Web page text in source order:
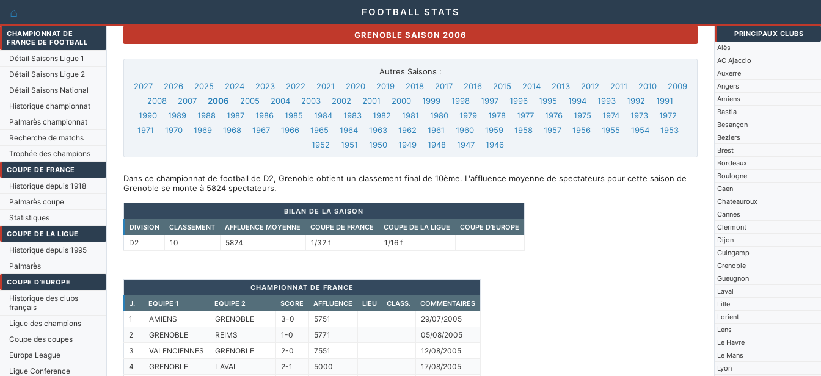
⌂ FOOTBALL STATS
CHAMPIONNAT DE
FRANCE DE FOOTBALL
Détail Saisons Ligue 1
Détail Saisons Ligue 2
Détail Saisons National
Historique championnat
Palmarès championnat
Recherche de matchs
Trophée des champions
COUPE DE FRANCE
Historique depuis 1918
Palmarès coupe
Statistiques
COUPE DE LA LIGUE
Historique depuis 1995
Palmarès
COUPE D'EUROPE
Historique des clubs
français
Ligue des champions
Coupe des coupes
Europa League
Ligue Conference
PRINCIPAUX CLUBS
Alès
AC Ajaccio
Auxerre
Angers
Amiens
Bastia
Besançon
Beziers
Brest
Bordeaux
Boulogne
Caen
Chateauroux
Cannes
Clermont
Dijon
Guingamp
Grenoble
Gueugnon
Laval
Lille
Lorient
Lens
Le Havre
Le Mans
Lyon
GRENOBLE SAISON 2006
Autres Saisons :
2027
2026 2025 2024 2023 2022 2021 2020 2019 2018 2017 2016 2015 2014 2013 2012 2011 2010
2009
2008
2007 2006 2005 2004 2003 2002 2001 2000 1999 1998 1997 1996 1995 1994 1993 1992
1991
1990
1989 1988 1987 1986 1985 1984 1983 1982 1981 1980 1979 1978 1977 1976 1975 1974 1973
1972
1971
1970 1969 1968 1967 1966 1965 1964 1963 1962 1961 1960 1959 1958 1957 1956 1955 1954
1953
1952
1951 1950 1949 1948 1947 1946
Dans ce championnat de football de D2, Grenoble obtient un classement final de 10ème. L'affluence moyenne de spectateurs pour cette saison de
Grenoble se monte à 5824 spectateurs.
BILAN DE LA SAISON
DIVISION
CLASSEMENT AFFLUENCE MOYENNE COUPE DE FRANCE COUPE DE LA LIGUE COUPE D'EUROPE
D2 10 5824 1/32 f 1/16 f
CHAMPIONNAT DE FRANCE
J.
EQUIPE 1 EQUIPE 2 SCORE AFFLUENCE LIEU CLASS. COMMENTAIRES
1 AMIENS GRENOBLE 3-0 5751
29/07/2005
2
GRENOBLE REIMS 1-0 5771
05/08/2005
3
VALENCIENNES GRENOBLE 2-0 7551
12/08/2005
4
GRENOBLE LAVAL 2-1 5000
17/08/2005